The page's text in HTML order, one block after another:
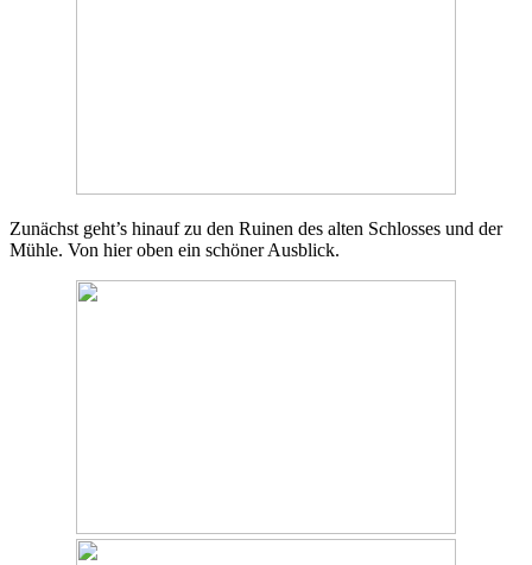
Zunächst geht’s hinauf zu den Ruinen des alten Schlosses und der
Mühle. Von hier oben ein schöner Ausblick.